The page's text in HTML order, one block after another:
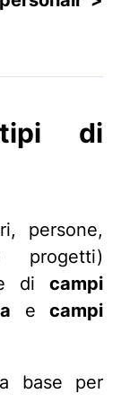
tipi di
persone,
progetti)
di campi
ecampi
base per